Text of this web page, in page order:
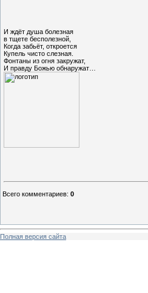
И ждёт душа болезная
в тщете бесполезной,
Когда забьёт, откроется
Купель чисто слезная.
Фонтаны из огня закружат,
И правду Божью обнаружат…
Всего комментариев: 0
Полная версия сайта